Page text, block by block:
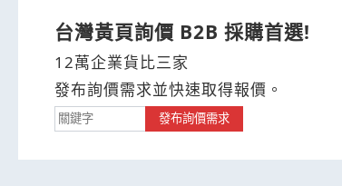
台灣黃頁詢價 B2B 採購首選!
12萬企業貨比三家
發布詢價需求並快速取得報價。
發布詢價需求